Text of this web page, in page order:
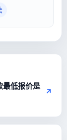
低报价是
↗